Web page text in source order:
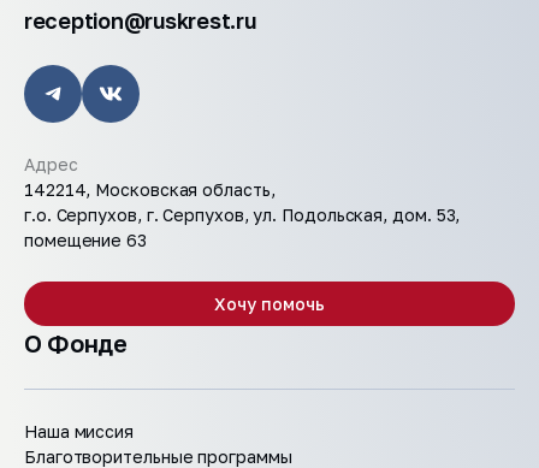
reception@ruskrest.ru
Адрес
142214, Московская область,
г.о. Серпухов, г. Серпухов, ул. Подольская, дом. 53,
помещение 63
Хочу помочь
О Фонде
Наша миссия
Благотворительные программы